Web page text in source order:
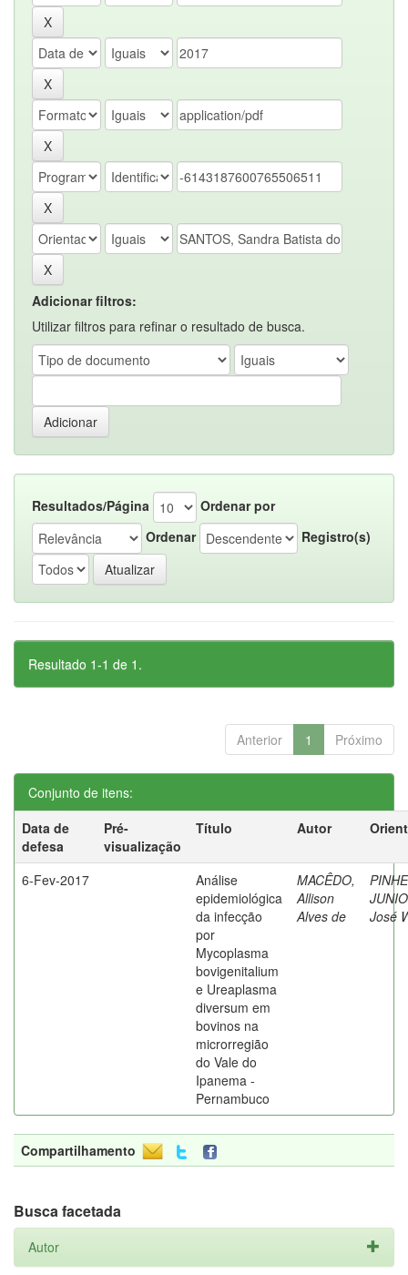
Adicionar filtros:
Utilizar filtros para refinar o resultado de busca.
Resultados/Página
Ordenar por
Ordenar
Registro(s)
Resultado 1-1 de 1.
Anterior 1 Próximo
Conjunto de itens:
Data de
defesa
Pré-
visualização
Título Autor
6-Fev-2017
Análise
epidemiológica
da infecção
por
Mycoplasma
bovigenitalium
e Ureaplasma
diversum em
bovinos na
microrregião
do Vale do
Ipanema -
Pernambuco
MACÊDO,
Allison
Alves de
José
Compartilhamento
Busca facetada
Autor